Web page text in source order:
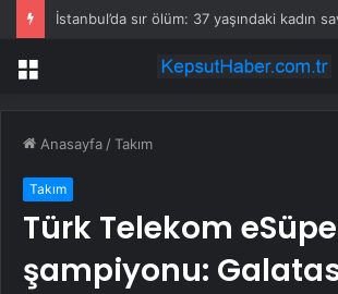
Menü
Anasayfa /Takım
Takım
Türk Telekom
şampiyonu: